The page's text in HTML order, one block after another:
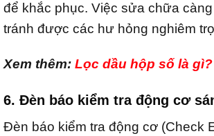
để khắc phục. Việc sửa chữa
tránh được các hư hỏng nghiêm
Xem thêm: Lọc dầu hộp số là gì?
6. Đèn báo kiểm tra động cơ
Đèn báo kiểm tra động cơ (Check